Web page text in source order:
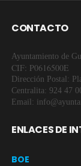
CONTACTO
Ayuntamiento de
CIF: P0616500E
Dirección Postal:
Centralita: 924 47
Email:
ENLACES DE
BOE